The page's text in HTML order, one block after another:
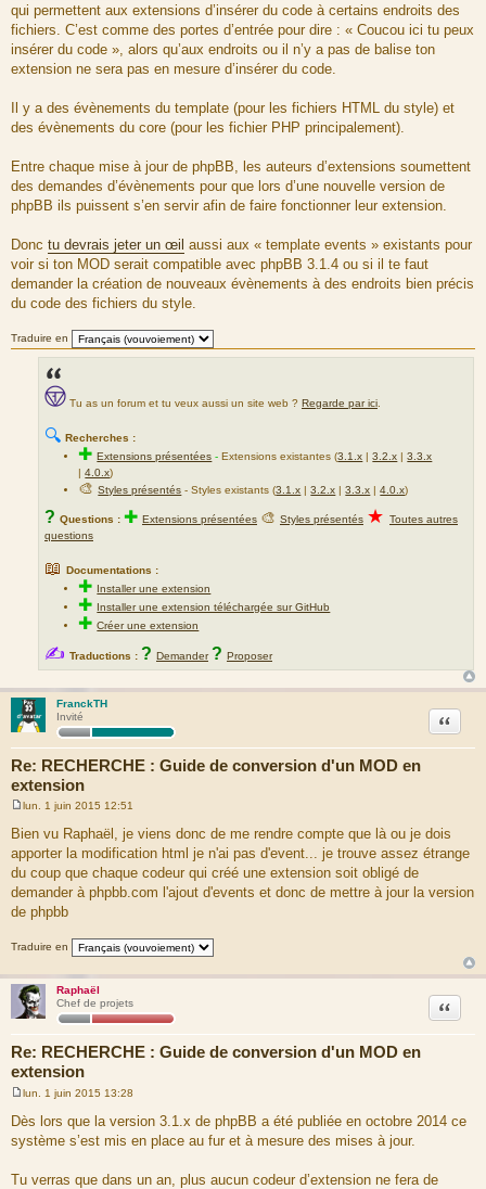
qui permettent aux extensions d’insérer du code à certains endroits des
fichiers. C’est comme des portes d’entrée pour dire : « Coucou ici tu peux
insérer du code », alors qu’aux endroits ou il n’y a pas de balise ton
extension ne sera pas en mesure d’insérer du code.
Il y a des évènements du template (pour les fichiers HTML du style) et
des évènements du core (pour les fichier PHP principalement).
Entre chaque mise à jour de phpBB, les auteurs d’extensions soumettent
des demandes d’évènements pour que lors d’une nouvelle version de
phpBB ils puissent s’en servir afin de faire fonctionner leur extension.
Donc tu devrais jeter un œil aussi aux « template events » existants pour
voir si ton MOD serait compatible avec phpBB 3.1.4 ou si il te faut
demander la création de nouveaux évènements à des endroits bien précis
du code des fichiers du style.
Traduire en
Tu as un forum et tu veux aussi un site web ? Regarde par ici
🔍 Recherches :
✚Extensions présentées -Extensions existantes (3.1.x |3.2.x |3.3.x
|4.0.x)
🎨Styles présentés - Styles existants (3.1.x |3.2.x |3.3.x |4.0.x)
? Questions : ✚ Extensions présentées 🎨 Styles présentés ★ Toutes autres
questions
📖 Documentations :
✚ Installer une extension
✚ Installer une extension téléchargée sur GitHub
✚Créer une extension
✍ Traductions : ? Demander ? Proposer
FranckTH
Invité
Re: RECHERCHE : Guide de conversion d'un MOD en
extension
Citation
e
s
s
a
g
e
lun. 1 juin 2015 12:51
Bien vu Raphaël, je viens donc de me rendre compte que là ou je dois
apporter la modification html je n'ai pas d'event... je trouve assez étrange
du coup que chaque codeur qui créé une extension soit obligé de
demander à phpbb.com l'ajout d'events et donc de mettre à jour la version
de phpbb
Traduire en
Raphaël
Chef de projets
Re: RECHERCHE : Guide de conversion d'un MOD en
extension
Citation
e
s
s
e
lun. 1 juin 2015 13:28
Dès lors que la version 3.1.x de phpBB a été publiée en octobre 2014 ce
système s’est mis en place au fur et à mesure des mises à jour.
Tu verras que dans un an, plus aucun codeur d’extension ne fera de